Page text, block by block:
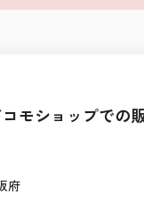
モショップでの
府